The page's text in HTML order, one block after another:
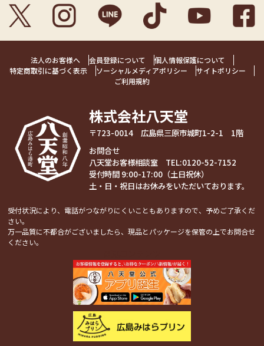
法人のお客様へ 会員登録について
個人情報保護について
特定商取引に基づく表示
ソーシャルメディアポリシー
サイトポリシー
ご利用規約
株式会社八天堂
〒723-0014 広島県三原市城町1-2-1 1階
お問合せ
八天堂お客様相談室 TEL:0120-52-7152
受付時間 9:00-17:00（土日祝休）
土・日・祝日はお休みをいただいております。
受付状況により、電話がつながりにくいこともありますので、予めご了承くだ
さい。
万一品質に不都合がございましたら、現品とパッケージを保管の上でお問合せ
ください。